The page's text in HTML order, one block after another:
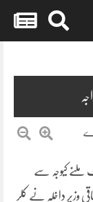
ملنے کیوجہ سے
داخلہ نے کلر